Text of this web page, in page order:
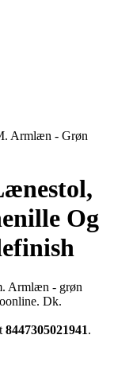
Armlæn - Grøn
Og
Armlæn - grøn
Dk.
8447305021941.